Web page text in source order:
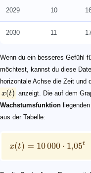
2029 10
2030 11
Wenn du ein besseres Gefühl
möchtest, kannst du diese
horizontale Achse die Zeit und
x(t) anzeigt. Die auf dem
Wachstumsfunktion
aus der Tabelle:
x(t) = 10000 ⋅ 1,05t